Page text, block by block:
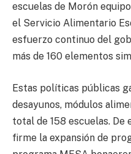
escuelas de Morón
el Servicio Alimentario
esfuerzo continuo del
más de 160 elementos
Estas políticas públicas
desayunos, módulos
total de 158 escuelas. De
firme la expansión de